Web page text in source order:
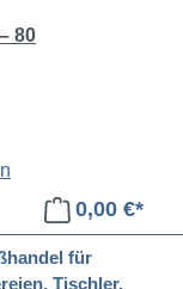
80
0,00 €*
für
Tischler,